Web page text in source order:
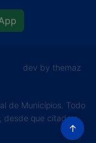
dev by themaz
de Municípios. Todo
desde que citada a
↑